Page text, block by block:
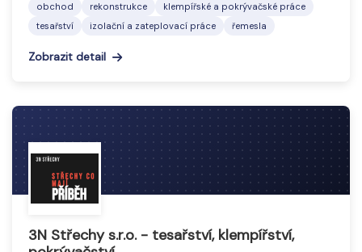
obchod rekonstrukce
klempířské a pokrývačské práce
tesařství
izolační a zateplovací práce řemesla
Zobrazit detail
3N Střechy s.r.o. - tesařství, klempířství,